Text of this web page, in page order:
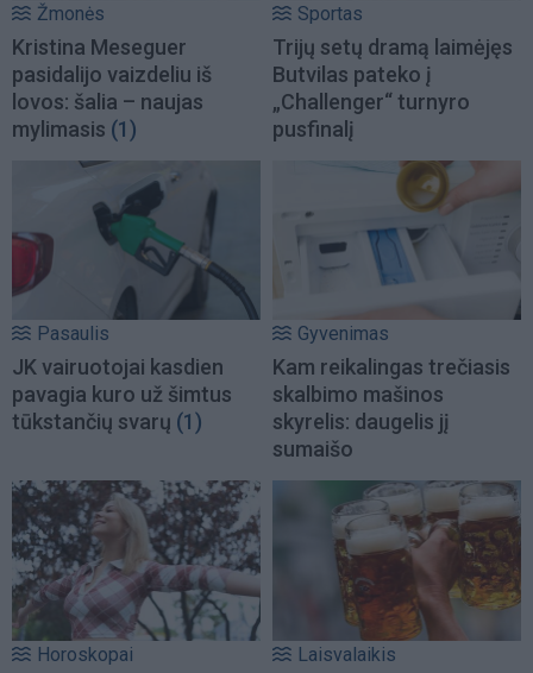
Žmonės
Kristina Meseguer
pasidalijo vaizdeliu iš
lovos: šalia – naujas
mylimasis (1)
Sportas
Trijų setų dramą laimėjęs
Butvilas pateko į
„Challenger“ turnyro
pusfinalį
Pasaulis
JK vairuotojai kasdien
pavagia kuro už šimtus
tūkstančių svarų (1)
Gyvenimas
Kam reikalingas trečiasis
skalbimo mašinos
skyrelis: daugelis jį
sumaišo
Horoskopai Laisvalaikis